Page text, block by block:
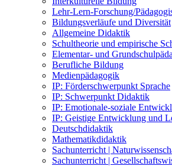
Lehr-Lern-Forschung/
Bildungsverläufe und Diversität
Allgemeine Didaktik
Schultheorie und empirische
Elementar- und
Berufliche Bildung
Medienpädagogik
IP: Förderschwerpunkt Sprache
IP: Schwerpunkt Didaktik
IP: Emotionale-soziale
IP: Geistige Entwicklung und
Deutschdidaktik
Mathematikdidaktik
Sachunterricht |
Sachunterricht |